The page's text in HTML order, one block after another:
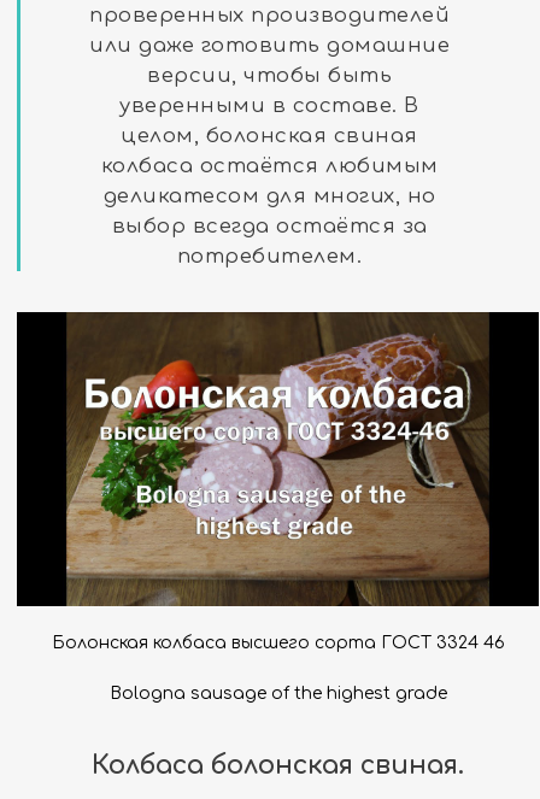
проверенных производителей
или даже готовить домашние
версии, чтобы быть
уверенными в составе. В
целом, болонская свиная
колбаса остаётся любимым
деликатесом для многих, но
выбор всегда остаётся за
потребителем.
Болонская колбаса высшего сорта ГОСТ 3324 46
Bologna sausage of the highest grade
Колбаса болонская свиная.